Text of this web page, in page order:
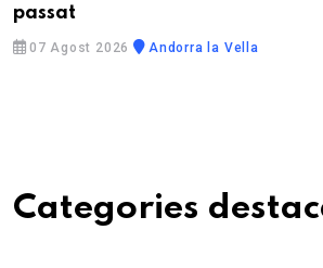
passat
07 Agost 2026 Andorra la Vella
Categories